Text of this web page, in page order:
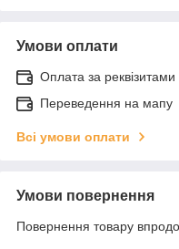
Умови оплати
Оплата за реквізитами
Переведення на мапу
Всі умови оплати
Умови повернення
Повернення товару